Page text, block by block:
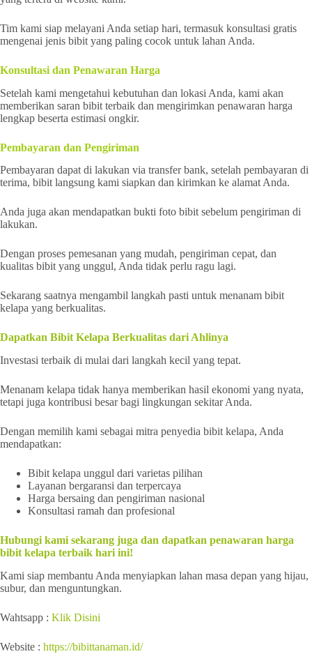
Tim kami siap melayani Anda setiap hari, termasuk konsultasi gratis
mengenai jenis bibit yang paling cocok untuk lahan Anda.
Konsultasi dan Penawaran Harga
Setelah kami mengetahui kebutuhan dan lokasi Anda, kami akan
memberikan saran bibit terbaik dan mengirimkan penawaran harga
lengkap beserta estimasi ongkir.
Pembayaran dan Pengiriman
Pembayaran dapat di lakukan via transfer bank, setelah pembayaran di
terima, bibit langsung kami siapkan dan kirimkan ke alamat Anda.
Anda juga akan mendapatkan bukti foto bibit sebelum pengiriman di
lakukan.
Dengan proses pemesanan yang mudah, pengiriman cepat, dan
kualitas bibit yang unggul, Anda tidak perlu ragu lagi.
Sekarang saatnya mengambil langkah pasti untuk menanam bibit
kelapa yang berkualitas.
Dapatkan Bibit Kelapa Berkualitas dari Ahlinya
Investasi terbaik di mulai dari langkah kecil yang tepat.
Menanam kelapa tidak hanya memberikan hasil ekonomi yang nyata,
tetapi juga kontribusi besar bagi lingkungan sekitar Anda.
Dengan memilih kami sebagai mitra penyedia bibit kelapa, Anda
mendapatkan:
Bibit kelapa unggul dari varietas pilihan
Layanan bergaransi dan terpercaya
Harga bersaing dan pengiriman nasional
Konsultasi ramah dan profesional
Hubungi kami sekarang juga dan dapatkan penawaran harga
bibit kelapa terbaik hari ini!
Kami siap membantu Anda menyiapkan lahan masa depan yang hijau,
subur, dan menguntungkan.
Wahtsapp : Klik Disini
Website : https://bibittanaman.id/